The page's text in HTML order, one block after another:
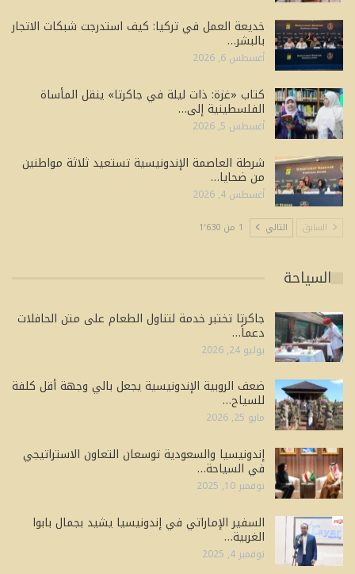
خديعة العمل في تركيا: كيف استدرجت شبكات الاتجار
بالبشر…
أغسطس 6, 2026
كتاب «غزة: ذات ليلة في جاكرتا» ينقل المأساة
الفلسطينية إلى…
أغسطس 5, 2026
شرطة العاصمة الإندونيسية تستعيد ثلاثة مواطنين
من ضحايا…
أغسطس 4, 2026
السابق التالي 1 من 1٬630
السياحة
جاكرتا تختبر خدمة لتناول الطعام على متن الحافلات
دعماً…
يوليو 24, 2026
ضعف الروبية الإندونيسية يجعل بالي وجهة أقل كلفة
للسياح…
مايو 25, 2026
إندونيسيا والسعودية توسعان التعاون الاستراتيجي
في السياحة…
نوفمبر 10, 2025
السفير الإماراتي في إندونيسيا يشيد بجمال بابوا
الغربية…
نوفمبر 4, 2025